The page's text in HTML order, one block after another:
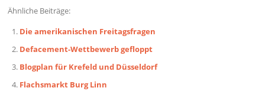
Ähnliche Beiträge:
Die amerikanischen Freitagsfragen
Defacement-Wettbewerb gefloppt
Blogplan für Krefeld und Düsseldorf
Flachsmarkt Burg Linn